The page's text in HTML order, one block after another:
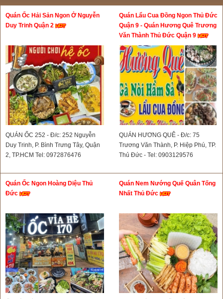
Quán Ốc Hải Sản Ngon Ở Nguyễn
Duy Trinh Quận 2
QUÁN ỐC 252 - Đ/c: 252 Nguyễn
Duy Trinh, P. Bình Trưng Tây, Quận
2, TP.HCM Tel: 0972876476
Quán Lẩu Cua Đồng Ngon Thủ Đức
Quận 9 - Quán Hương Quê Trương
Văn Thành Thủ Đức Quận 9
QUÁN HƯƠNG QUÊ - Đ/c: 75
Trương Văn Thành, P. Hiệp Phú, TP.
Thủ Đức - Tel: 0903129576
Quán Ốc Ngon Hoàng Diệu Thủ
Đức
Quán Nem Nướng Quế Quân Tống
Nhất Thủ Đức